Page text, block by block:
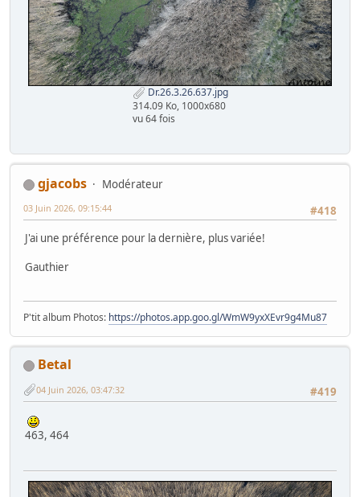
Dr.26.3.26.637.jpg
314.09 Ko, 1000x680
vu 64 fois
gjacobs
Modérateur
#418
03 Juin 2026, 09:15:44
J'ai une préférence pour la dernière, plus variée!
Gauthier
P'tit album Photos: https://photos.app.goo.gl/WmW9yxXEvr9g4Mu87
Betal
#419
04 Juin 2026, 03:47:32
463, 464